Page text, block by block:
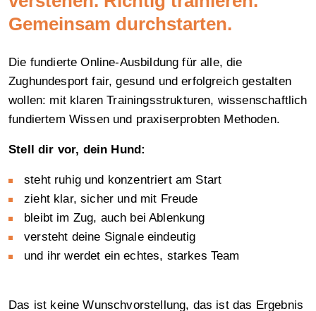
Gemeinsam durchstarten.
Die fundierte Online-Ausbildung für alle, die
Zughundesport fair, gesund und erfolgreich gestalten
wollen: mit klaren Trainingsstrukturen, wissenschaftlich
fundiertem Wissen und praxiserprobten Methoden.
Stell dir vor, dein Hund:
steht ruhig und konzentriert am Start
zieht klar, sicher und mit Freude
bleibt im Zug, auch bei Ablenkung
versteht deine Signale eindeutig
und ihr werdet ein echtes, starkes Team
Das ist keine Wunschvorstellung, das ist das Ergebnis